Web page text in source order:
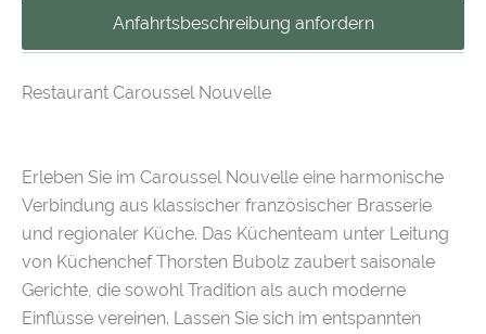
Restaurant Caroussel Nouvelle
Erleben Sie im Caroussel Nouvelle eine harmonische
Verbindung aus klassischer französischer Brasserie
und regionaler Küche. Das Küchenteam unter Leitung
von Küchenchef Thorsten Bubolz zaubert saisonale
Gerichte, die sowohl Tradition als auch moderne
Einflüsse vereinen. Lassen Sie sich im entspannten